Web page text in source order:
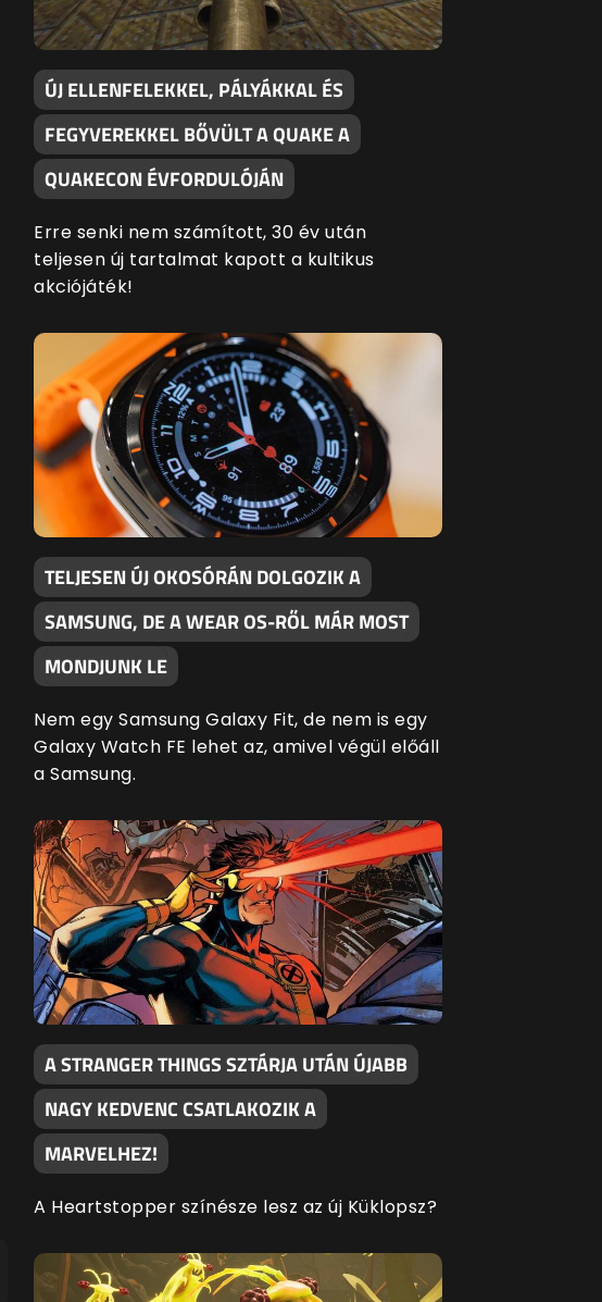
ÚJ ELLENFELEKKEL, PÁLYÁKKAL ÉS
FEGYVEREKKEL BŐVÜLT A QUAKE A
QUAKECON ÉVFORDULÓJÁN
Erre senki nem számított, 30 év után
teljesen új tartalmat kapott a kultikus
akciójáték!
TELJESEN ÚJ OKOSÓRÁN DOLGOZIK A
SAMSUNG, DE A WEAR OS-RŐL MÁR MOST
MONDJUNK LE
Nem egy Samsung Galaxy Fit, de nem is egy
Galaxy Watch FE lehet az, amivel végül előáll
a Samsung.
A STRANGER THINGS SZTÁRJA UTÁN ÚJABB
NAGY KEDVENC CSATLAKOZIK A
MARVELHEZ!
A Heartstopper színésze lesz az új Küklopsz?